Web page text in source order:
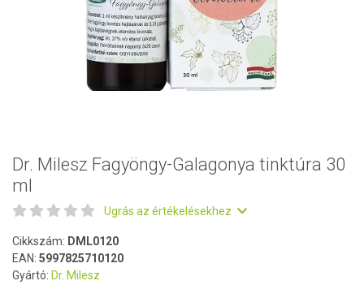
Dr. Milesz Fagyöngy-Galagonya tinktúra 30
ml
Ugrás az értékelésekhez
Cikkszám: DML0120
EAN: 5997825710120
Gyártó: Dr. Milesz